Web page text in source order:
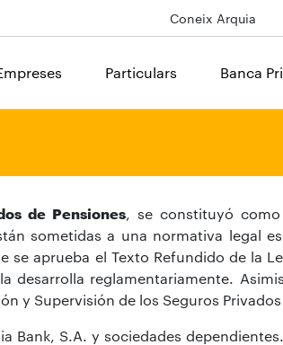
Coneix Arquia
Particulars Banca
de Pensiones, se constituyó
sometidas a una normativa legal
aprueba el Texto Refundido de la
desarrolla reglamentariamente.
y Supervisión de los Seguros
Bank, S.A. y sociedades